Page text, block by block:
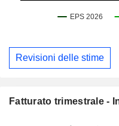
Revisioni delle stime
Fatturato trimestrale -